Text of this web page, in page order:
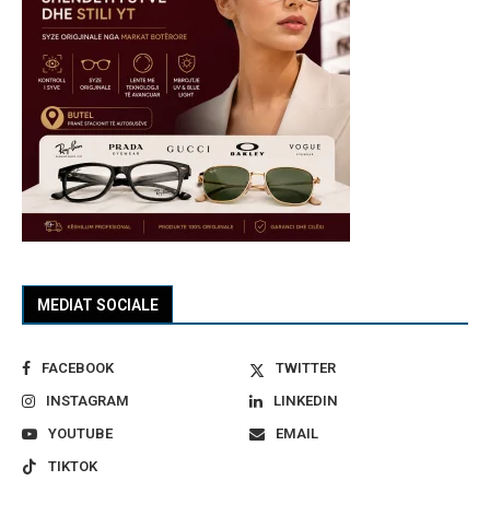
MEDIAT SOCIALE
FACEBOOK
TWITTER
INSTAGRAM
LINKEDIN
YOUTUBE
EMAIL
TIKTOK